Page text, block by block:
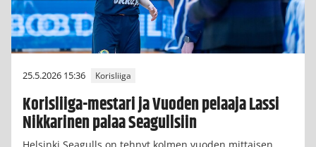
25.5.2026 15:36 Korisliiga
Korisliiga-mestari ja Vuoden pelaaja Lassi
Nikkarinen palaa Seagullsiin